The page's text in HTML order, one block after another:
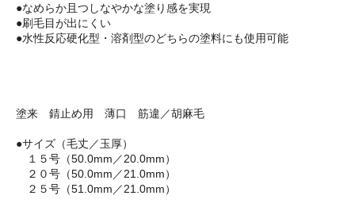
●なめらか且つしなやかな塗り感を実現
●刷毛目が出にくい
●水性反応硬化型・溶剤型のどちらの塗料にも使用可能
塗来 錆止め用 薄口 筋違／胡麻毛
●サイズ（毛丈／玉厚）
１５号（50.0mm／20.0mm）
２０号（50.0mm／21.0mm）
２５号（51.0mm／21.0mm）